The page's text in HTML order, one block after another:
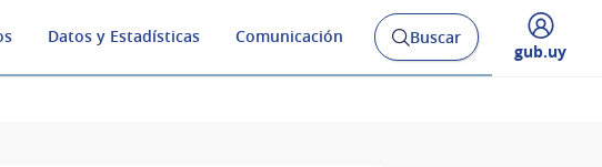
Datos y Estadísticas Comunicación
Abrir
buscador
Buscar
Desplegar
gub.uy